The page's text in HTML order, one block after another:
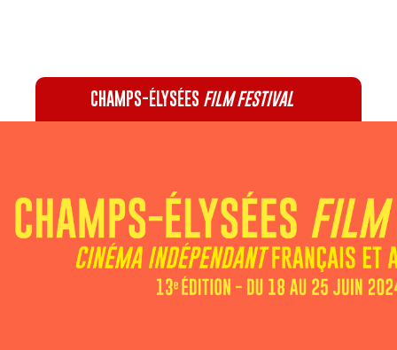
CHAMPS-ÉLYSÉES FILM FESTIVAL
Recevez notre newsletter :